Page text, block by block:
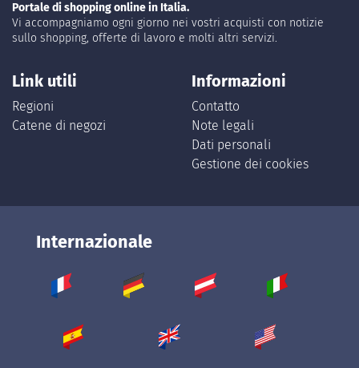
Portale di shopping online in Italia.
Vi accompagniamo ogni giorno nei vostri acquisti con notizie
sullo shopping, offerte di lavoro e molti altri servizi.
Link utili
Regioni
Catene di negozi
Informazioni
Contatto
Note legali
Dati personali
Gestione dei cookies
Internazionale